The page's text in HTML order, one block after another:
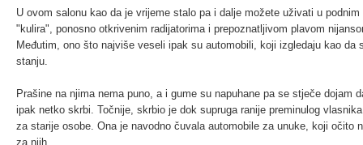
U ovom salonu kao da je vrijeme stalo pa i dalje možete uživati u
"kulira", ponosno otkrivenim radijatorima i prepoznatljivom plavom
Međutim, ono što najviše veseli ipak su automobili, koji izgledaju kao da
stanju.
Prašine na njima nema puno, a i gume su napuhane pa se stječe dojam
ipak netko skrbi. Točnije, skrbio je dok supruga ranije preminulog
za starije osobe. Ona je navodno čuvala automobile za unuke, koji očito
za njih.